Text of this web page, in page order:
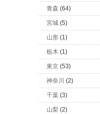
青森 (64)
宮城 (5)
山形 (1)
栃木 (1)
東京 (53)
神奈川 (2)
千葉 (3)
山梨 (2)